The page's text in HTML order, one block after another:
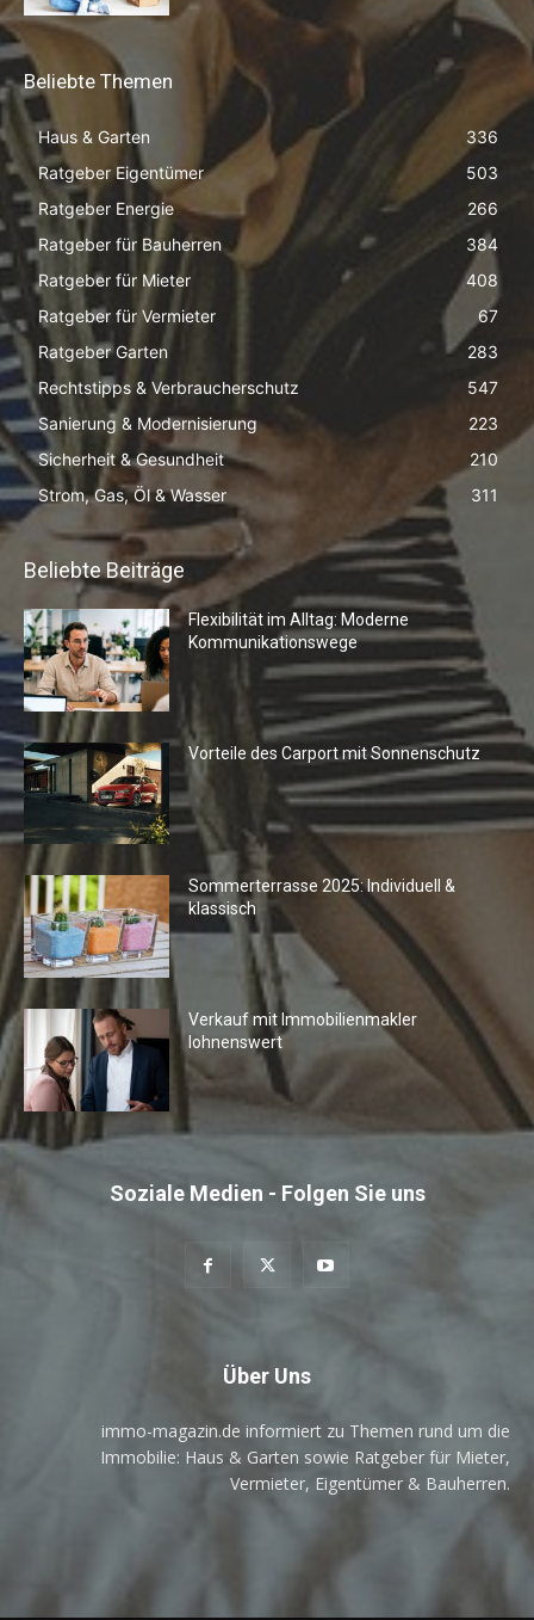
Beliebte Themen
Haus & Garten
336
Ratgeber Eigentümer
503
Ratgeber Energie
266
Ratgeber für Bauherren
384
Ratgeber für Mieter
408
Ratgeber für Vermieter
67
Ratgeber Garten
283
Rechtstipps & Verbraucherschutz
547
Sanierung & Modernisierung
223
Sicherheit & Gesundheit
210
Strom, Gas, Öl & Wasser
311
Beliebte Beiträge
Flexibilität im Alltag: Moderne
Kommunikationswege
Vorteile des Carport mit Sonnenschutz
Sommerterrasse 2025: Individuell &
klassisch
Verkauf mit Immobilienmakler
lohnenswert
Soziale Medien - Folgen Sie uns
Über Uns
immo-magazin.de informiert zu Themen rund um die
Immobilie: Haus & Garten sowie Ratgeber für Mieter,
Vermieter, Eigentümer & Bauherren.